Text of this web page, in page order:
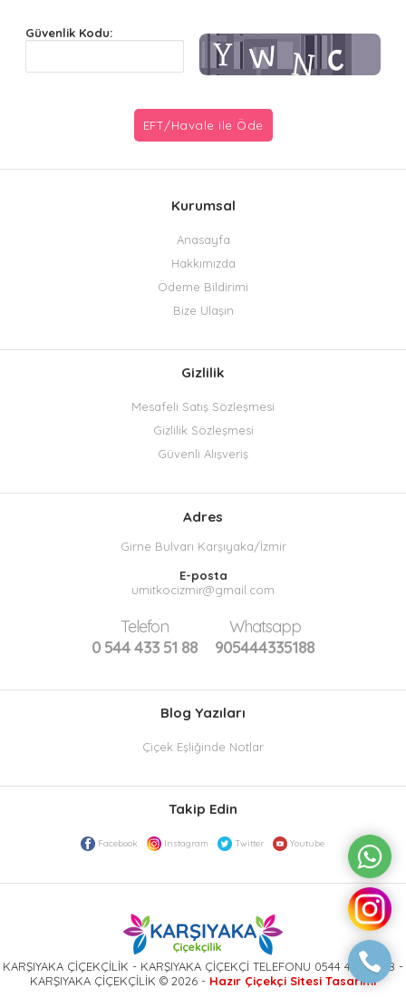
Güvenlik Kodu:
Kurumsal
Anasayfa
Hakkımızda
Ödeme Bildirimi
Bize Ulaşın
Gizlilik
Mesafeli Satış Sözleşmesi
Gizlilik Sözleşmesi
Güvenli Alışveriş
Adres
Girne Bulvarı Karşıyaka/İzmir
E-posta
umitkocizmir@gmail.com
Telefon
0 544 433 51 88
Whatsapp
905444335188
Blog Yazıları
Çiçek Eşliğinde Notlar
Takip Edin
Facebook Instagram Twitter Youtube
KARŞIYAKA ÇİÇEKÇİLİK - KARŞIYAKA ÇİÇEKÇİ TELEFONU 0544 433 51 88 -
KARŞIYAKA ÇİÇEKÇİLİK © 2026 - Hazır Çiçekçi Sitesi Tasarımı